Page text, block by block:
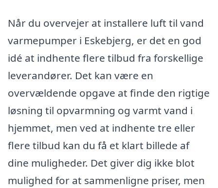
Når du overvejer at installere luft til vand
varmepumper i Eskebjerg, er det en god
idé at indhente flere tilbud fra forskellige
leverandører. Det kan være en
overvældende opgave at finde den rigtige
løsning til opvarmning og varmt vand i
hjemmet, men ved at indhente tre eller
flere tilbud kan du få et klart billede af
dine muligheder. Det giver dig ikke blot
mulighed for at sammenligne priser, men